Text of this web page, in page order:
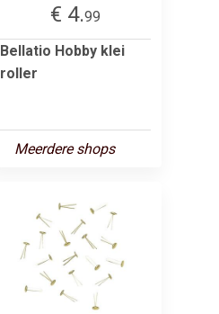
€ 4.99
Bellatio Hobby klei
roller
Meerdere shops